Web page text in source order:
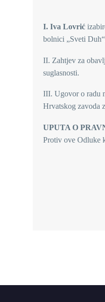
I. Iva Lovrić
bolnici „Sveti
II. Zahtjev za
suglasnosti.
III. Ugovor o radu
Hrvatskog zavoda
UPUTA O
Protiv ove Odluke